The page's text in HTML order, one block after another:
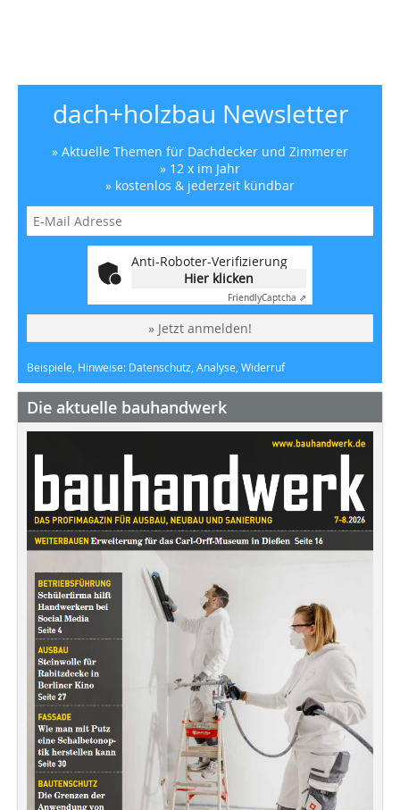
dach+holzbau Newsletter
» Aktuelle Themen für Dachdecker und Zimmerer
» 12 x im Jahr
» kostenlos & jederzeit kündbar
Anti-Roboter-Verifizierung
Hier klicken
FriendlyCaptcha ⇗
» Jetzt anmelden!
Beispiele, Hinweise: Datenschutz, Analyse, Widerruf
Die aktuelle bauhandwerk